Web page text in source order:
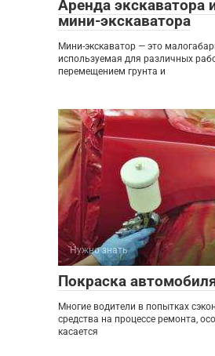
Аренда экскаватора
мини-экскаватора
Мини-экскаватор — это
используемая для различных
перемещением грунта и
Нужно знать
Покраска
Многие водители в попытках
средства на процессе ремонта,
касается